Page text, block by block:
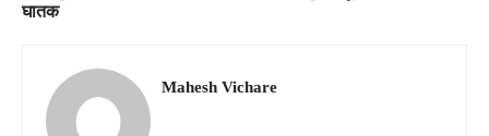
घातक
Mahesh Vichare